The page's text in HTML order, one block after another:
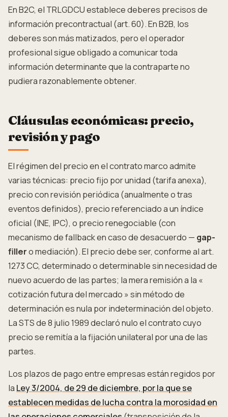
En B2C, el TRLGDCU establece deberes precisos de
información precontractual (art. 60). En B2B, los
deberes son más matizados, pero el operador
profesional sigue obligado a comunicar toda
información determinante que la contraparte no
pudiera razonablemente obtener.
Cláusulas económicas: precio,
revisión y pago
El régimen del precio en el contrato marco admite
varias técnicas: precio fijo por unidad (tarifa anexa),
precio con revisión periódica (anualmente o tras
eventos definidos), precio referenciado a un índice
oficial (INE, IPC), o precio renegociable (con
mecanismo de fallback en caso de desacuerdo — gap-
fillero mediación). El precio debe ser, conforme al art.
1273 CC, determinado o determinable sin necesidad de
nuevo acuerdo de las partes; la mera remisión a la «
cotización futura del mercado » sin método de
determinación es nula por indeterminación del objeto.
La STS de 8 julio 1989 declaró nulo el contrato cuyo
precio se remitía a la fijación unilateral por una de las
partes.
Los plazos de pago entre empresas están regidos por
la Ley 3/2004, de 29 de diciembre, por la que se
establecen medidas de lucha contra la morosidad en